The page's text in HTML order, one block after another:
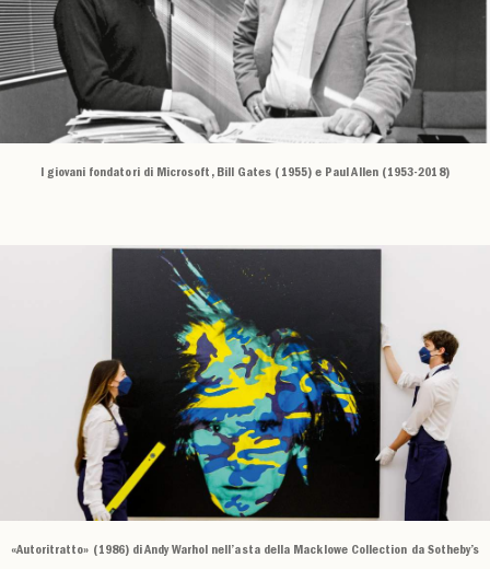
I giovani fondatori di Microsoft, Bill Gates (1955) e Paul Allen (1953-2018)
«Autoritratto» (1986) di Andy Warhol nell’asta della Macklowe Collection da Sotheby’s